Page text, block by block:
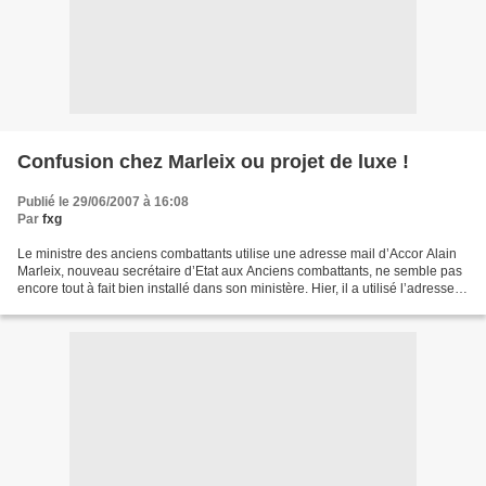
Confusion chez Marleix ou projet de luxe !
Publié le 29/06/2007 à 16:08
Par fxg
Le ministre des anciens combattants utilise une adresse mail d’Accor Alain
Marleix, nouveau secrétaire d’Etat aux Anciens combattants, ne semble pas
encore tout à fait bien installé dans son ministère. Hier, il a utilisé l’adresse